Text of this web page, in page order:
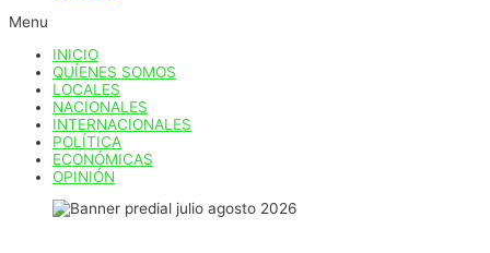
Menu
INICIO
QUÍENES SOMOS
LOCALES
NACIONALES
INTERNACIONALES
POLÍTICA
ECONÓMICAS
OPINIÓN